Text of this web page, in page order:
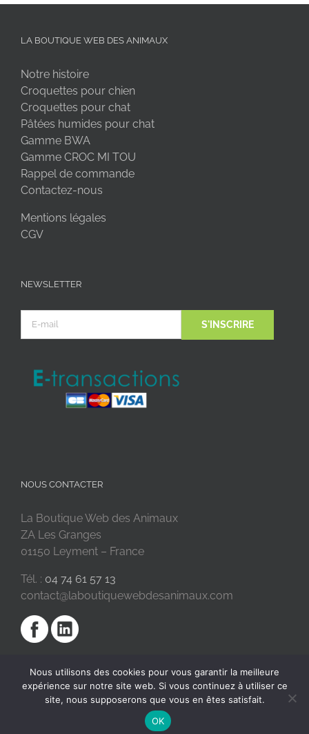
LA BOUTIQUE WEB DES ANIMAUX
Notre histoire
Croquettes pour chien
Croquettes pour chat
Pâtées humides pour chat
Gamme BWA
Gamme CROC MI TOU
Rappel de commande
Contactez-nous
Mentions légales
CGV
NEWSLETTER
NOUS CONTACTER
La Boutique Web des Animaux
ZA Les Granges
01150 Leyment – France
Tél. : 04 74 61 57 13
contact@laboutiquewebdesanimaux.com
2018 © La Boutique Web des Animaux | Réalisé par
Nous utilisons des cookies pour vous garantir la meilleure
expérience sur notre site web. Si vous continuez à utiliser ce
site, nous supposerons que vous en êtes satisfait.
OK